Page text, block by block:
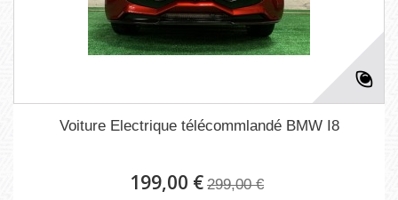
Voiture Electrique télécommlandé BMW I8
199,00 € 299,00 €